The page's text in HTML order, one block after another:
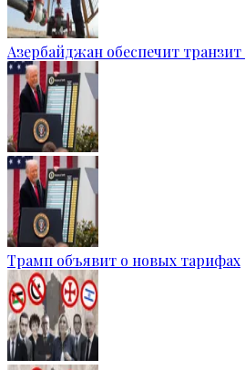
Азербайджан обеспечит
Трамп объявит о новых тарифах